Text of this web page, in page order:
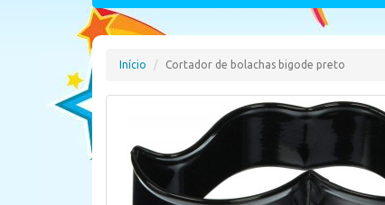
Início Cortador de bolachas bigode preto